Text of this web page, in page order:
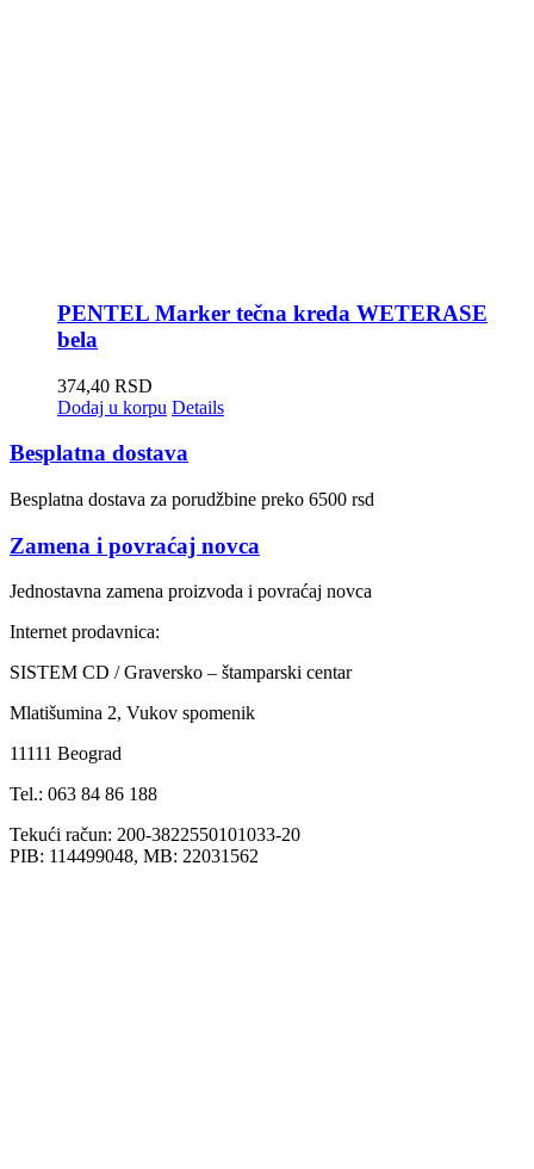
PENTEL Marker tečna kreda WETERASE
bela
374,40 RSD
Dodaj u korpu Details
Besplatna dostava
Besplatna dostava za porudžbine preko 6500 rsd
Zamena i povraćaj novca
Jednostavna zamena proizvoda i povraćaj novca
Internet prodavnica:
SISTEM CD / Graversko – štamparski centar
Mlatišumina 2, Vukov spomenik
11111 Beograd
Tel.: 063 84 86 188
Tekući račun: 200-3822550101033-20
PIB: 114499048, MB: 22031562